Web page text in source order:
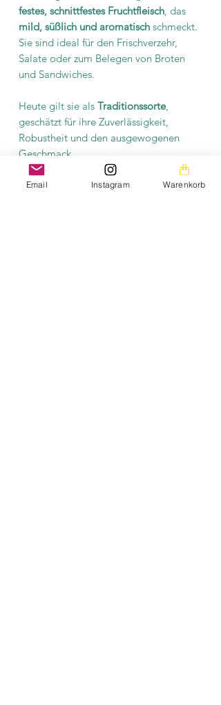
festes, schnittfestes Fruchtfleisch , das
mild, süßlich und aromatisch schmeckt.
Sie sind ideal für den Frischverzehr,
Salate oder zum Belegen von Broten
und Sandwiches.
Heute gilt sie als Traditionssorte,
geschätzt für ihre Zuverlässigkeit,
Robustheit und den ausgewogenen
Geschmack.
Email Instagram Warenkorb